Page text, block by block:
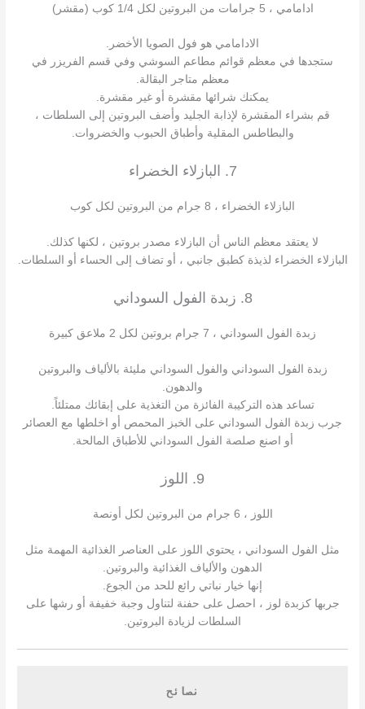
ادامامي ، 5 جرامات من البروتين لكل 1/4 كوب (مقشر)
الادامامي هو فول الصويا الأخضر.
ستجدها في معظم قوائم مطاعم السوشي وفي قسم الفريزر في
معظم متاجر البقالة.
يمكنك شرائها مقشرة أو غير مقشرة.
قم بشراء المقشرة لإذابة الجليد وأضف البروتين إلى السلطات ،
والبطاطس المقلية وأطباق الحبوب والخضروات.
7. البازلاء الخضراء
البازلاء الخضراء ، 8 جرام من البروتين لكل كوب
لا يعتقد معظم الناس أن البازلاء مصدر بروتين ، لكنها كذلك.
البازلاء الخضراء لذيذة كطبق جانبي ، أو تضاف إلى الحساء أو السلطات.
8. زبدة الفول السوداني
زبدة الفول السوداني ، 7 جرام بروتين لكل 2 ملاعق كبيرة
زبدة الفول السوداني والفول السوداني مليئة بالألياف والبروتين
والدهون.
تساعد هذه التركيبة الفائزة من التغذية على إبقائك ممتلئاً.
جرب زبدة الفول السوداني على الخبز المحمص أو اخلطها مع العصائر
أو اصنع صلصة الفول السوداني للأطباق المالحة.
9. اللوز
اللوز ، 6 جرام من البروتين لكل أونصة
مثل الفول السوداني ، يحتوي اللوز على العناصر الغذائية المهمة مثل
الدهون والألياف الغذائية والبروتين.
إنها خيار نباتي رائع للحد من الجوع.
جربها كزبدة لوز ، احصل على حفنة لتناول وجبة خفيفة أو رشها على
السلطات لزيادة البروتين.
نصائح